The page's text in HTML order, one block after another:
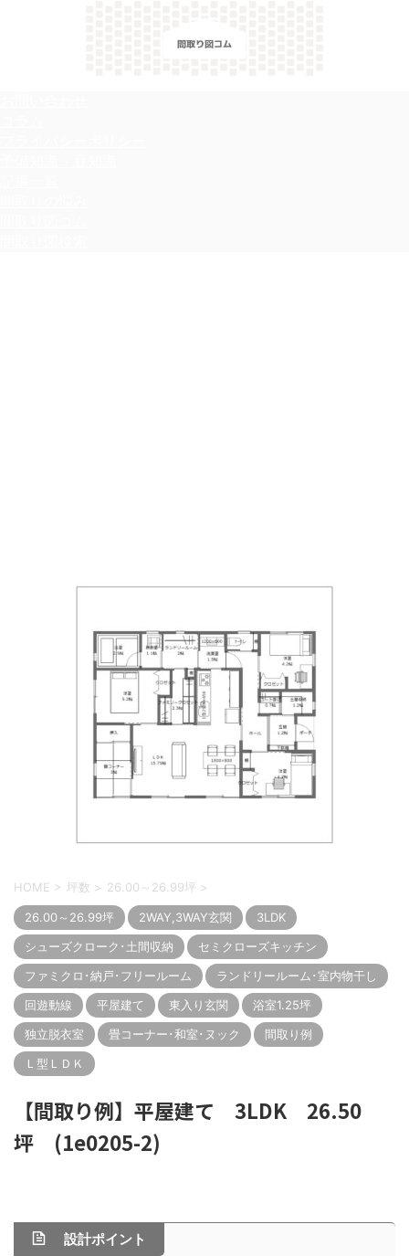
HOME > 坪数 > 26.00～26.99坪 >
26.00～26.99坪 2WAY,3WAY玄関
3LDK
シューズクローク･土間収納
セミクローズキッチン
ファミクロ･納戸･フリールーム
ランドリールーム･室内物干し
回遊動線
平屋建て 東入り玄関
浴室1.25坪
独立脱衣室
畳コーナー･和室･ヌック
間取り例
Ｌ型ＬＤＫ
【間取り例】平屋建て 3LDK 26.50
坪 (1e0205-2)
設計ポイント